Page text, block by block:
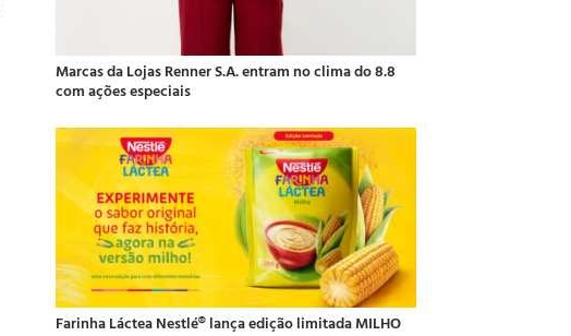
Marcas da Lojas Renner S.A. entram no clima do 8.8
com ações especiais
Farinha Láctea Nestlé® lança edição limitada MILHO